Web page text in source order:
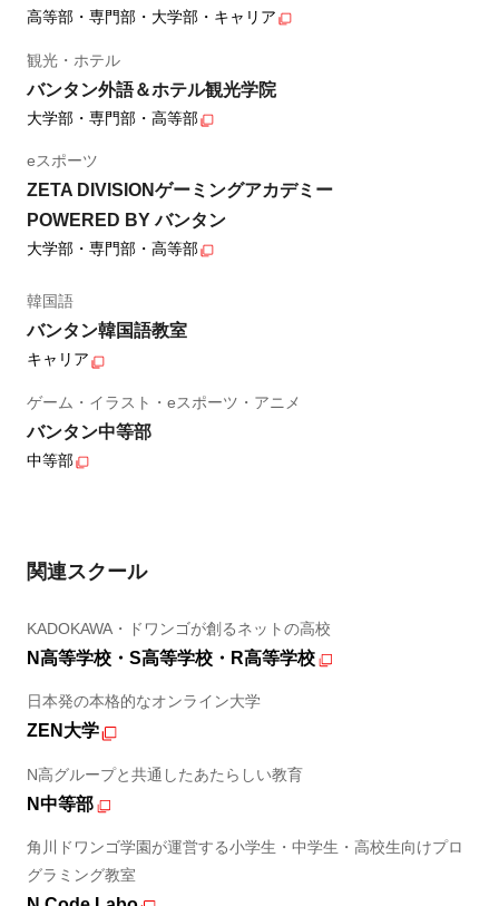
高等部・専門部・大学部・キャリア
観光・ホテル
バンタン外語＆ホテル観光学院
大学部・専門部・高等部
eスポーツ
ZETA DIVISIONゲーミングアカデミー
POWERED BY バンタン
大学部・専門部・高等部
韓国語
バンタン韓国語教室
キャリア
ゲーム・イラスト・eスポーツ・アニメ
バンタン中等部
中等部
関連スクール
KADOKAWA・ドワンゴが創るネットの高校
N高等学校・S高等学校・R高等学校
日本発の本格的なオンライン大学
ZEN大学
N高グループと共通したあたらしい教育
N中等部
角川ドワンゴ学園が運営する小学生・中学生・高校生向けプロ
グラミング教室